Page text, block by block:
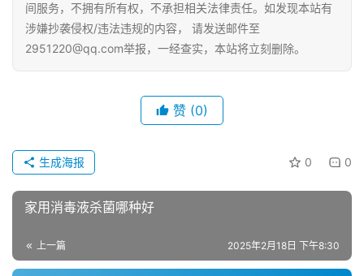
间服务，不拥有所有权，不承担相关法律责任。如发现本站有
涉嫌抄袭侵权/违法违规的内容， 请发送邮件至
2951220@qq.com举报，一经查实，本站将立刻删除。
赞 (0)
0 0
生成海报
家用消毒液杀菌哪种好
上一篇 2025年2月18日 下午8:30